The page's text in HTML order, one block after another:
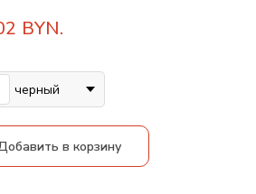
BYN.
черный
в корзину